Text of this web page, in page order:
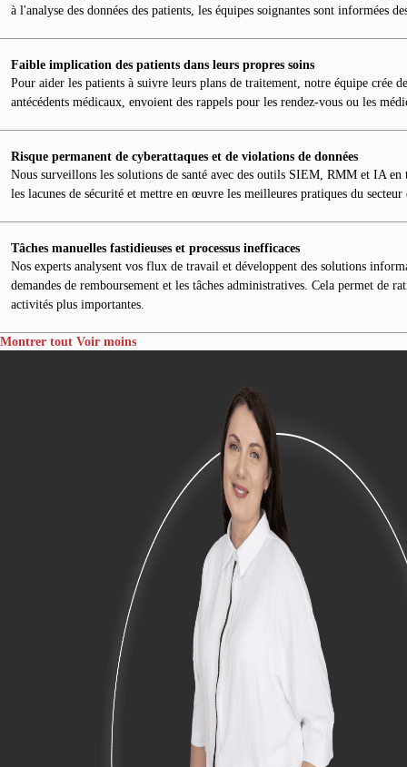
à l'analyse des données des patients, les équipes soignantes sont informées
Faible implication des patients dans leurs propres soins
Pour aider les patients à suivre leurs plans de traitement, notre équipe crée
antécédents médicaux, envoient des rappels pour les rendez-vous ou les
Risque permanent de cyberattaques et de violations de données
Nous surveillons les solutions de santé avec des outils SIEM, RMM et IA
les lacunes de sécurité et mettre en œuvre les meilleures pratiques du
Tâches manuelles fastidieuses et processus inefficaces
Nos experts analysent vos flux de travail et développent des solutions
demandes de remboursement et les tâches administratives. Cela permet de
activités plus importantes.
Montrer tout Voir moins